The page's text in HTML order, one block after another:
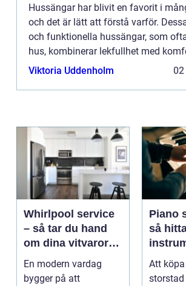
Hussängar har blivit en favorit i
och det är lätt att förstå varför.
och funktionella hussängar, som
hus, kombinerar lekfullhet med
skapar en my...
Viktoria Uddenholm
Whirlpool service
– så tar du hand
om dina vitvaror
på rätt sätt
En modern vardag
bygger på att
Piano
så
hem
Att
storstad